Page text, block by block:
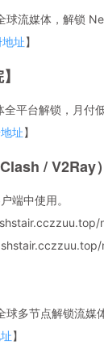
球流媒体，解锁
地址】
全平台解锁，月付
址】
/ V2Ray）
端中使用。
球多节点解锁流
】